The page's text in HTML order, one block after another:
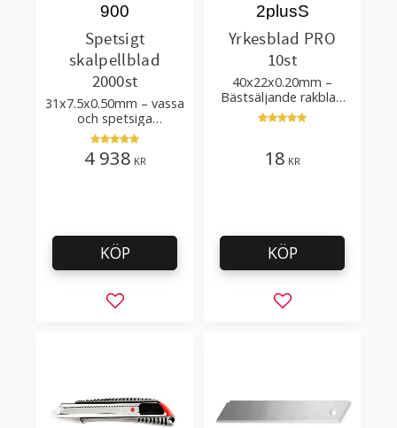
Spetsigt
skalpellblad
2000st
31x7.5x0.50mm – vassa
och spetsiga
skalpellblad för
detaljarbete, att göra
mönster, håltagning,
900
4 938 KR
Lägg till i favoriter
KÖP
Yrkesblad PRO
10st
40x22x0.20mm –
Bästsäljande rakblad
för att skära tapet, tyg,
filt, hobby bruk
2plusS
18 KR
Lägg till i
KÖP